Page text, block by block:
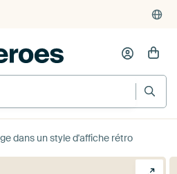
dans un style d'affiche rétro